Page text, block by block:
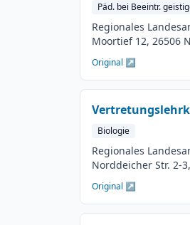
Päd. bei Beeintr.
Regionales
Moortief 12, 26506
Original ↗
Biologie
Regionales
Norddeicher Str. 2-
Original ↗